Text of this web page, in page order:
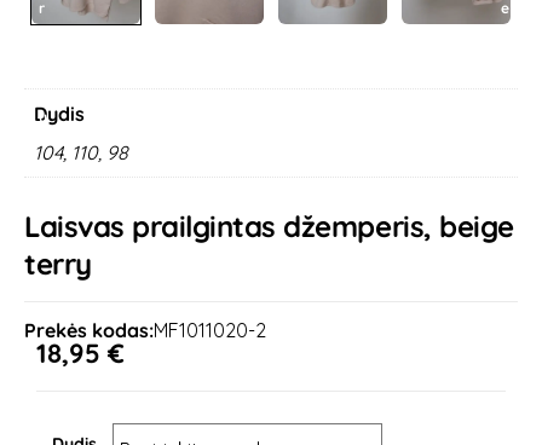
r
e
o
u
e
x
Dydis
104, 110, 98
Laisvas prailgintas džemperis, beige
terry
Prekės kodas:MF1011020-2
18,95€